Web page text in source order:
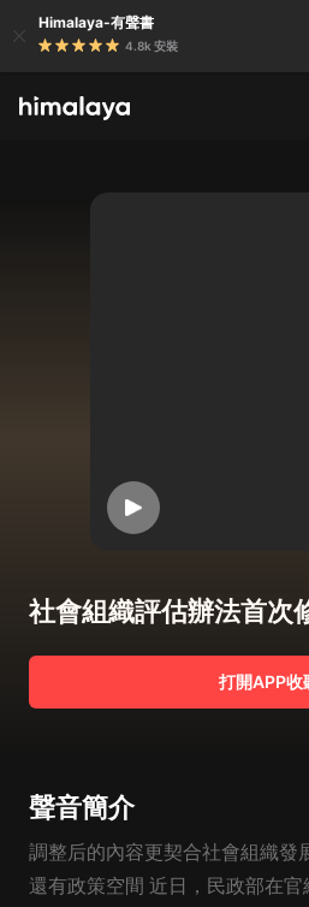
Himalaya-有聲書
4.8k 安裝
社會組織評估辦法首次
打開APP收
聲音簡介
調整后的內容更契合社會組織發
還有政策空間 近日，民政部在